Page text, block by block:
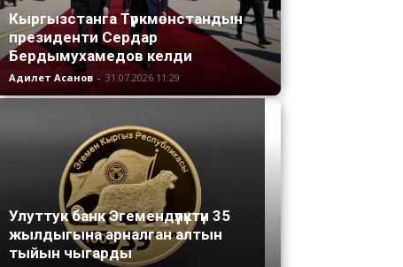
Кыргызстанга Түркмөнстандын
президенти Сердар
Бердымухамедов келди
Адилет Асанов - 31.07.2026 11:29
Улуттук банк Эгемендүүлүктүн 35
жылдыгына арналган алтын
тыйын чыгарды